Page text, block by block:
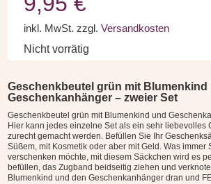
inkl. MwSt. zzgl. Versandkosten
Nicht vorrätig
Geschenkbeutel grün mit Blumenkind
Geschenkanhänger – zweier Set
Geschenkbeutel grün mit Blumenkind und
Hier kann jedes einzelne Set als ein sehr liebevolles
zurecht gemacht werden. Befüllen Sie Ihr
Süßem, mit Kosmetik oder aber mit Geld. Was immer
verschenken möchte, mit diesem Säckchen wird es
befüllen, das Zugband beidseitig ziehen und
Blumenkind und den Geschenkanhänger dran und